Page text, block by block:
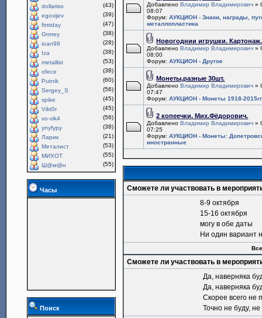
dollariso
(43)
egoxijev
(39)
firstday
(47)
Grrrrey
(38)
ioan98
(28)
Iza
(38)
metallist
(53)
ofece
(38)
Putnik
(60)
Sergey_S
(56)
spike
(45)
Vikt0r
(45)
vo-vik4
(56)
ynyfypy
(38)
Ларик
(21)
Металист
(53)
МИХОТ
(55)
Ш@м@н
(55)
Часы
Поиск
ДобавленоВладимир Владимирович »
08:07
Форум:АУКЦИОН - Знаки, награды,
металлопластика
Новогоднии игрушки. Картонаж.
ДобавленоВладимир Владимирович »
08:00
Форум:АУКЦИОН - Другое
Монеты,разные 30шт.
ДобавленоВладимир Владимирович »
07:47
Форум:АУКЦИОН - Монеты 1918-
2 копеечки. Мих.Фёдорович.
ДобавленоВладимир Владимирович »
07:25
Форум:АУКЦИОН - Монеты:
иностранные
Сможете ли участвовать в
8-9 октября
15-16 октября
могу в обе даты
Ни один вариант
Сможете ли участвовать в
Да, наверняка
Да, наверняка
Скорее всего не
Точно не буду,